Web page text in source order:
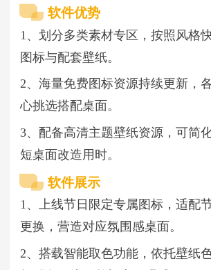
软件优势
1、划分多类素材专区，按照风格
图标与配套壁纸。
2、海量免费图标资源持续更新，
心挑选搭配桌面。
3、配备高清主题壁纸资源，可简
短桌面改造用时。
软件展示
1、上线节日限定专属图标，适配
更换，营造对应氛围感桌面。
2、搭载智能取色功能，依托壁纸